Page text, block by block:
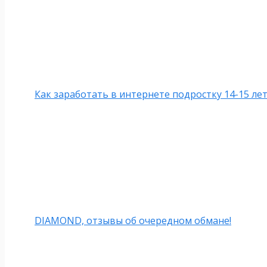
Как заработать в интернете подростку 14-15
DIAMOND, отзывы об очередном обмане!